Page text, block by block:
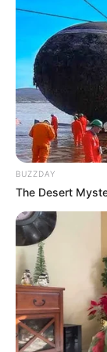
Europe 1 : 6 – 2
Retrouvez
la presse, ainsi
réalisée avec
un peu plus bas
Le pronostic
préférable de
le départ. Car
susceptible
du Tiercé
Pour vous aider
notre logiciel de
ils ont
BUZZDAY
The Desert